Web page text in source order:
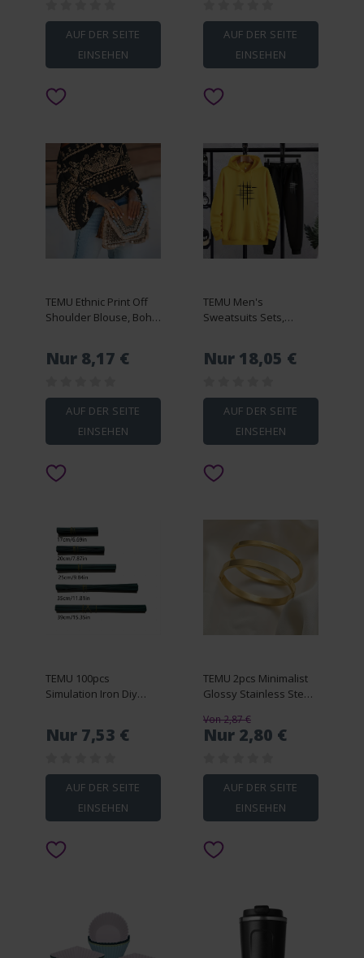
AUF DER SEITE
EINSEHEN
AUF DER SEITE
EINSEHEN
TEMU Ethnic Print Off
Shoulder Blouse, Boho
Women's Clothing
Nur 8,17 €
AUF DER SEITE
EINSEHEN
TEMU Men's
Sweatsuits Sets,
Autumn And Winter
& Pants
Nur 18,05 €
AUF DER SEITE
EINSEHEN
TEMU 100pcs
Simulation Iron Diy
Nur 7,53 €
AUF DER SEITE
EINSEHEN
TEMU 2pcs Minimalist
Glossy Stainless Steel
Women
Von 2,87 €
Nur 2,80 €
AUF DER SEITE
EINSEHEN